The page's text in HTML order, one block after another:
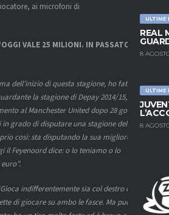
ULTIME
REAL
8
ULTIME
8
ai microfoni di
VALE 25 MILIONI. IN PASSATO FU
dell’inizio di questa stagione, ho fatto
la stagione di Depay 2014/15, quella
al Manchester United dopo 28 gol al
in grado di disputare una stagione del
così: sta disputando la sua migliore
il Feyenoord dice: o lo teniamo o lo
indifferentemente sia col destro che col
di giocare su ambo le fasce. Ma può